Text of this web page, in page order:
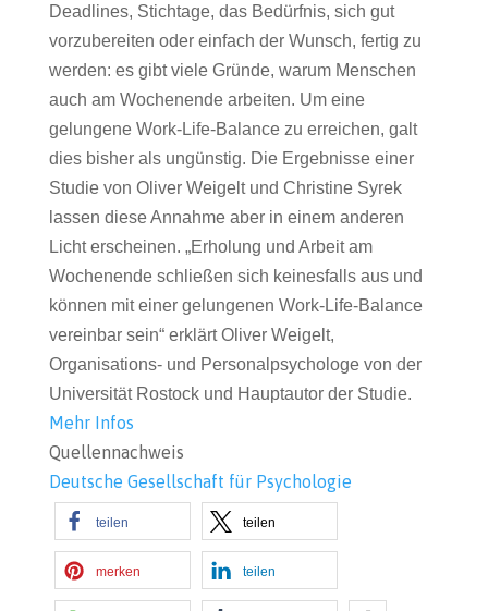
Deadlines, Stichtage, das Bedürfnis, sich gut
vorzubereiten oder einfach der Wunsch, fertig zu
werden: es gibt viele Gründe, warum Menschen
auch am Wochenende arbeiten. Um eine
gelungene Work-Life-Balance zu erreichen, galt
dies bisher als ungünstig. Die Ergebnisse einer
Studie von Oliver Weigelt und Christine Syrek
lassen diese Annahme aber in einem anderen
Licht erscheinen. „Erholung und Arbeit am
Wochenende schließen sich keinesfalls aus und
können mit einer gelungenen Work-Life-Balance
vereinbar sein“ erklärt Oliver Weigelt,
Organisations- und Personalpsychologe von der
Universität Rostock und Hauptautor der Studie.
Mehr Infos
Quellennachweis
Deutsche Gesellschaft für Psychologie
teilen teilen
merken teilen